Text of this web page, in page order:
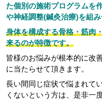
た個別の施術プログラムを
や神経調整(鍼灸治療)を組
身体を構成する骨格・筋肉
来るのが特徴です。
皆様のお悩みが根本的に改
に当たらせて頂きます。
長い間同じ症状で悩まれて
くないという方は、是非一